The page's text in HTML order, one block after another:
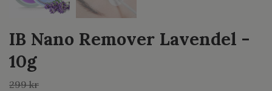
IB Nano Remover Lavendel -
10g
299 kr